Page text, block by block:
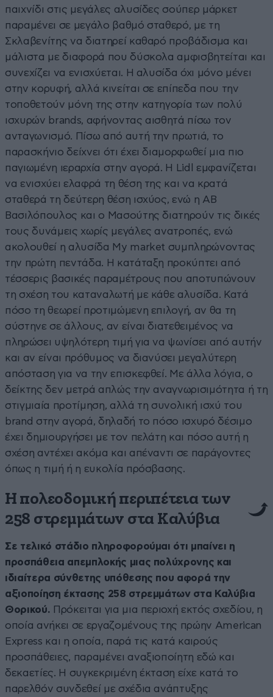
παιχνίδι στις μεγάλες αλυσίδες σούπερ μάρκετ
παραμένει σε μεγάλο βαθμό σταθερό, με τη
Σκλαβενίτης να διατηρεί καθαρό προβάδισμα και
μάλιστα με διαφορά που δύσκολα αμφισβητείται και
συνεχίζει να ενισχύεται. Η αλυσίδα όχι μόνο μένει
στην κορυφή, αλλά κινείται σε επίπεδα που την
τοποθετούν μόνη της στην κατηγορία των πολύ
ισχυρών brands, αφήνοντας αισθητά πίσω τον
ανταγωνισμό. Πίσω από αυτή την πρωτιά, το
παρασκήνιο δείχνει ότι έχει διαμορφωθεί μια πιο
παγιωμένη ιεραρχία στην αγορά. Η Lidl εμφανίζεται
να ενισχύει ελαφρά τη θέση της και να κρατά
σταθερά τη δεύτερη θέση ισχύος, ενώ η ΑΒ
Βασιλόπουλος και ο Μασούτης διατηρούν τις δικές
τους δυνάμεις χωρίς μεγάλες ανατροπές, ενώ
ακολουθεί η αλυσίδα My market συμπληρώνοντας
την πρώτη πεντάδα. Η κατάταξη προκύπτει από
τέσσερις βασικές παραμέτρους που αποτυπώνουν
τη σχέση του καταναλωτή με κάθε αλυσίδα. Κατά
πόσο τη θεωρεί προτιμώμενη επιλογή, αν θα τη
σύστηνε σε άλλους, αν είναι διατεθειμένος να
πληρώσει υψηλότερη τιμή για να ψωνίσει από αυτήν
και αν είναι πρόθυμος να διανύσει μεγαλύτερη
απόσταση για να την επισκεφθεί. Με άλλα λόγια, ο
δείκτης δεν μετρά απλώς την αναγνωρισιμότητα ή τη
στιγμιαία προτίμηση, αλλά τη συνολική ισχύ του
brand στην αγορά, δηλαδή το πόσο ισχυρό δέσιμο
έχει δημιουργήσει με τον πελάτη και πόσο αυτή η
σχέση αντέχει ακόμα και απέναντι σε παράγοντες
όπως η τιμή ή η ευκολία πρόσβασης.
Η πολεοδομική περιπέτεια των
258 στρεμμάτων στα Καλύβια
Σε τελικό στάδιο πληροφορούμαι ότι μπαίνει η
προσπάθεια απεμπλοκής μιας πολύχρονης και
ιδιαίτερα σύνθετης υπόθεσης που αφορά την
αξιοποίηση έκτασης 258 στρεμμάτων στα Καλύβια
Θορικού. Πρόκειται για μια περιοχή εκτός σχεδίου, η
οποία ανήκει σε εργαζομένους της πρώην American
Express και η οποία, παρά τις κατά καιρούς
προσπάθειες, παραμένει αναξιοποίητη εδώ και
δεκαετίες. Η συγκεκριμένη έκταση είχε κατά το
παρελθόν συνδεθεί με σχέδια ανάπτυξης